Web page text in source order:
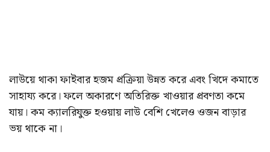
লাউয়ে থাকা ফাইবার হজম প্রক্রিয়া উন্নত করে এবং খিদে কমাতে
সাহায্য করে। ফলে অকারণে অতিরিক্ত খাওয়ার প্রবণতা কমে
যায়। কম ক্যালরিযুক্ত হওয়ায় লাউ বেশি খেলেও ওজন বাড়ার
ভয় থাকে না।